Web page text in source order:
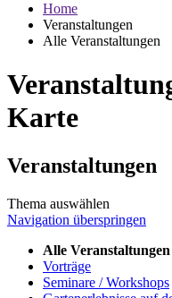
Home
Veranstaltungen
Alle Veranstaltungen
Karte
Veranstaltungen
Thema auswählen
Navigation überspringen
Alle Veranstaltungen
Vorträge
Seminare / Workshops